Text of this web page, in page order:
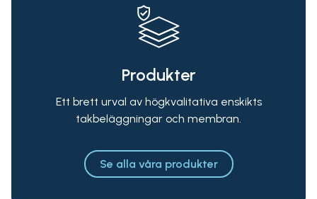
Produkter
Ett brett urval av högkvalitativa enskikts
takbeläggningar och membran.
Se alla våra produkter